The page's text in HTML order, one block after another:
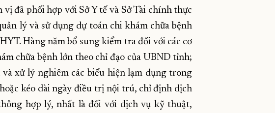
đã phối hợp với Sở Y tế và Sở Tài chính thực
lý và sử dụng dự toán chi khám chữa bệnh
Hàng năm bổ sung kiểm tra đối với các cơ
chữa bệnh lớn theo chỉ đạo của UBND tỉnh;
xử lý nghiêm các biểu hiện lạm dụng trong
kéo dài ngày điều trị nội trú, chỉ định dịch
hợp lý, nhất là đối với dịch vụ kỹ thuật,